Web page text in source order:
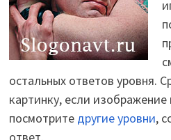
остальных ответов уровня.
картинку, если изображение
посмотрите другие уровни,